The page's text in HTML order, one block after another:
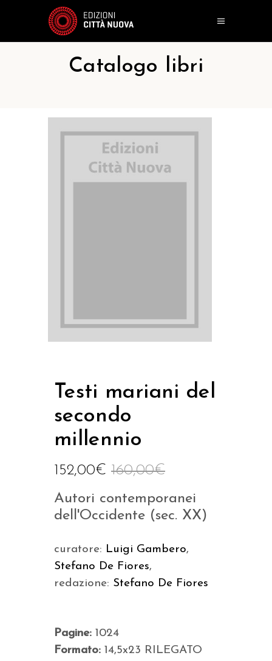
Catalogo libri
Testi mariani del
secondo
millennio
160,00€
152,00€
Autori contemporanei
dell'Occidente (sec. XX)
curatore: Luigi Gambero,
Stefano De Fiores,
redazione: Stefano De Fiores
Pagine: 1024
Formato: 14,5x23 RILEGATO